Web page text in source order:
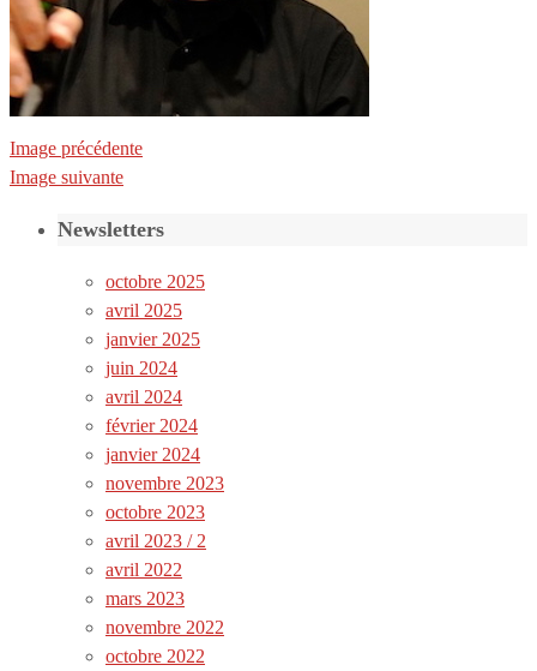
Image précédente
Image suivante
Newsletters
octobre 2025
avril 2025
janvier 2025
juin 2024
avril 2024
février 2024
janvier 2024
novembre 2023
octobre 2023
avril 2023 / 2
avril 2022
mars 2023
novembre 2022
octobre 2022